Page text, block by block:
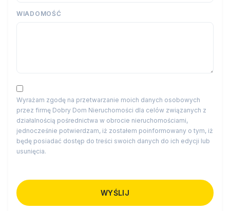
WIADOMOŚĆ
Wyrażam zgodę na przetwarzanie moich danych osobowych
przez firmę Dobry Dom Nieruchomości dla celów związanych z
działalnością pośrednictwa w obrocie nieruchomościami,
jednocześnie potwierdzam, iż zostałem poinformowany o tym, iż
będę posiadać dostęp do treści swoich danych do ich edycji lub
usunięcia.